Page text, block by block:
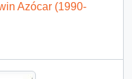
Azócar (1990-